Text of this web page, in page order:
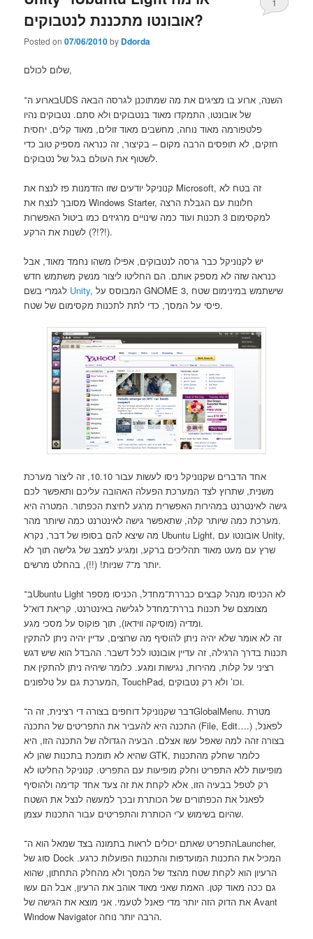
אובונטו מתכננת לנטבוקים?
Posted on07/06/2010by Ddorda
1
שלום לכולם,
בארוע ה־UDS השנה, ארוע בו מציגים את מה שמתוכנן לגרסה הבאה
של אובונטו, התמקדו מאוד בנטבוקים ולא סתם. נטבוקים נהיו
פלטפורמה מאוד נוחה, מחשבים מאוד זולים, מאוד קלים, יחסית
חזקים, לא תופסים הרבה מקום – בקיצור, זה כנראה מספיק טוב כדי
לשטוף את העולם בגל של נטבוקים.
קנוניקל יודעים שזו הזדמנות פז לנצח את Microsoft, זה בטח לא
מסובך לנצח את Windows Starter, חלונות עם הגבלת הרצה
למקסימום 3 תכנות ועוד כמה שינויים מרגיזים כמו ביטול האפשרות
לשנות את הרקע (?!?!).
יש לקנוניקל כבר גרסה לנטבוקים, אפילו משהו נחמד מאוד, אבל
כנראה שזה לא מספק אותם. הם החליטו ליצור מנשק משתמש חדש
Unity, המבוסס על GNOME 3, שישתמש במינימום שטח
פיסי על המסך, כדי לתת לתכנות מקסימום של שטח.
אחד הדברים שקנוניקל ניסו לעשות עבור 10.10, זה ליצור מערכת
משנית, שתרוץ לצד המערכת הפעלה האהובה עליכם ותאפשר לכם
גישה לאינטרנט במהירות האפשרית מרגע לחיצת הכפתור. המטרה היא
מערכת כמה שיותר קלה, שתאפשר גישה לאינטרנט כמה שיותר מהר.
מה שיצא להם בסופו של דבר, נקרא Ubuntu Light, אובונטו עם Unity,
שרץ עם מעט מאוד תהליכים ברקע, ומגיע למצב של גלישה תוך לא
יותר מ־7 שניות! (!!), בהחלט מרשים.
ב־Ubuntu Light לא הכניסו מנהל קבצים כבררת־מחדל, הכניסו מספר
מצומצם של תכנות בררת־מחדל לגלישה באינטרנט, קריאת דוא”ל
ומדיה (מוסיקה ווידאו), תוך פוקוס על מסכי מגע.
זה לא אומר שלא יהיה ניתן להוסיף מה שרוצים, עדיין יהיה ניתן להתקין
תכנות בדרך הרגילה, זה עדיין אובונטו לכל דשבר. ההבדל הוא שיש דגש
רציני על קלות, מהירות, נגישות ומגע. כלומר שיהיה ניתן להתקין את
המערכת גם על טלפונים, TouchPad, וכו’ ולא רק נטבוקים.
דבר שקנוניקל דוחפים בצורה די רצינית, זה ה־GlobalMenu. מטרת
התכנה היא להעביר את התפריטים של התכנה (File, Edit….) לפאנל,
בצורה זהה למה שאפל עשו אצלם. הבעיה הגדולה של התכנה הזו, היא
שהיא לא תומכת בתכנות שהן לא GTK, כלומר שחלק מהתכנות
מופיעות ללא התפריט וחלק מופיעות עם התפריט. קנוניקל החליטו לא
רק לטפל בבעיה הזו, אלא לקחת את זה צעד אחד קדימה ולהוסיף
לפאנל את הכפתורים של הכותרת ובכך למעשה לנצל את השטח
שהיום בשימוש ע”י הכותרת והתפריטים עבור התכנות עצמן.
התפריט שאתם יכולים לראות בתמונה בצד שמאל הוא ה־Launcher,
סוג של Dock המכיל את התכנות המועדפות והתכנות הפועלות כרגע.
הרעיון הוא לקחת שטח מהצד של המסך ולא מהחלק התחתון, שהוא
גם ככה מאוד קטן. האמת שאני מאוד אוהב את הרעיון, אבל הם עשו
את הדוק הזה יותר מדי פאנל לטעמי. אני מוצא את הגישה של Avant
Window Navigator הרבה יותר נוחה.